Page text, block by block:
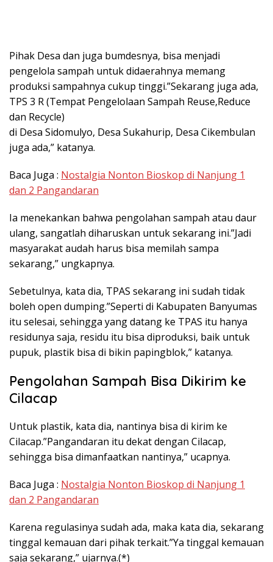
Pihak Desa dan juga bumdesnya, bisa menjadi
pengelola sampah untuk didaerahnya memang
produksi sampahnya cukup tinggi.”Sekarang juga ada,
TPS 3 R (Tempat Pengelolaan Sampah Reuse,Reduce
dan Recycle)
di Desa Sidomulyo, Desa Sukahurip, Desa Cikembulan
juga ada,” katanya.
Baca Juga : Nostalgia Nonton Bioskop di Nanjung 1
dan 2 Pangandaran
Ia menekankan bahwa pengolahan sampah atau daur
ulang, sangatlah diharuskan untuk sekarang ini.”Jadi
masyarakat audah harus bisa memilah sampa
sekarang,” ungkapnya.
Sebetulnya, kata dia, TPAS sekarang ini sudah tidak
boleh open dumping.”Seperti di Kabupaten Banyumas
itu selesai, sehingga yang datang ke TPAS itu hanya
residunya saja, residu itu bisa diproduksi, baik untuk
pupuk, plastik bisa di bikin papingblok,” katanya.
Pengolahan Sampah Bisa Dikirim ke
Cilacap
Untuk plastik, kata dia, nantinya bisa di kirim ke
Cilacap.”Pangandaran itu dekat dengan Cilacap,
sehingga bisa dimanfaatkan nantinya,” ucapnya.
Baca Juga : Nostalgia Nonton Bioskop di Nanjung 1
dan 2 Pangandaran
Karena regulasinya sudah ada, maka kata dia, sekarang
tinggal kemauan dari pihak terkait.”Ya tinggal kemauan
saja sekarang,” ujarnya.(*)